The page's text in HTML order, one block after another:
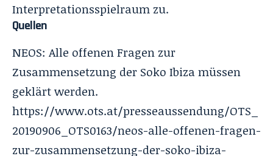
Interpretationsspielraum zu.
Quellen
NEOS: Alle offenen Fragen zur
Zusammensetzung der Soko Ibiza müssen
geklärt werden.
https://www.ots.at/presseaussendung/OTS_
20190906_OTS0163/neos-alle-offenen-fragen-
zur-zusammensetzung-der-soko-ibiza-